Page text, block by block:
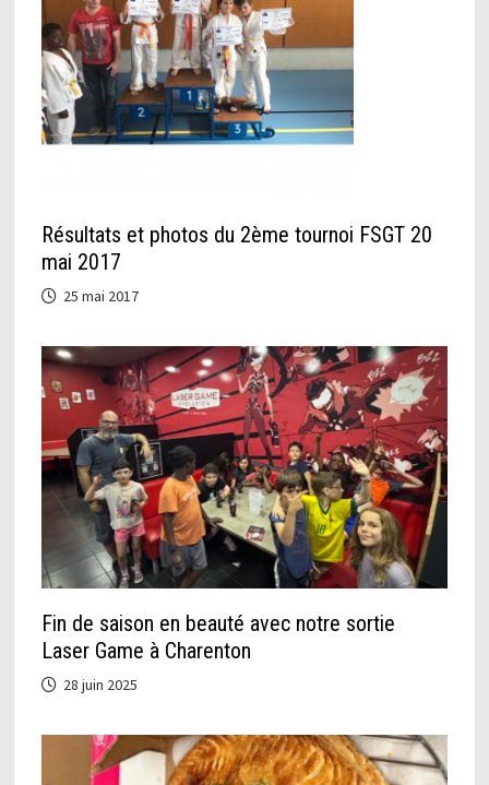
Résultats et photos du 2ème tournoi FSGT 20
mai 2017
25 mai 2017
Fin de saison en beauté avec notre sortie
Laser Game à Charenton
28 juin 2025